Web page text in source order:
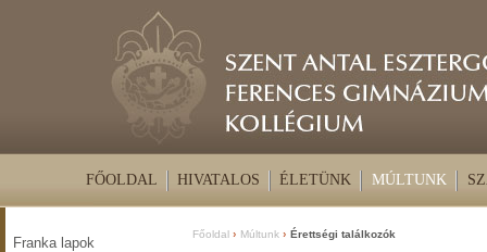
FŐOLDAL HIVATALOS ÉLETÜNK MÚLTUNK
Franka lapok
Főoldal Múltunk Érettségi találkozók